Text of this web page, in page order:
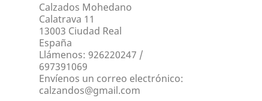
Calzados Mohedano
Calatrava 11
13003 Ciudad Real
España
Llámenos: 926220247 /
697391069
Envíenos un correo electrónico:
calzandos@gmail.com